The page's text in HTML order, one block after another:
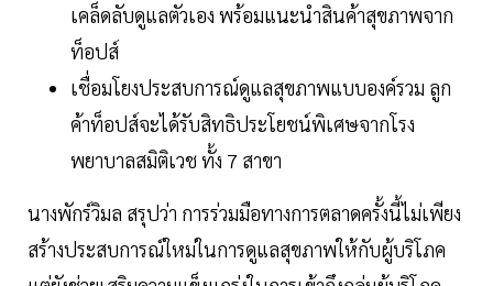
เคล็ดลับดูแลตัวเอง พร้อมแนะนำสินค้าสุขภาพจาก
ท็อปส์
เชื่อมโยงประสบการณ์ดูแลสุขภาพแบบองค์รวม ลูก
ค้าท็อปส์จะได้รับสิทธิประโยชน์พิเศษจากโรง
พยาบาลสมิติเวช ทั้ง 7 สาขา
นางพักร์วิมล สรุปว่า การร่วมมือทางการตลาดครั้งนี้ไม่เพียง
สร้างประสบการณ์ใหม่ในการดูแลสุขภาพให้กับผู้บริโภค